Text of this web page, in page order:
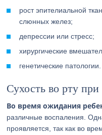
рост эпителиальной
слюнных желез;
депрессии или стресс;
хирургические
генетические патологии.
Сухость во рту
Во время ожидания
различные воспаления.
проявляется, так как во